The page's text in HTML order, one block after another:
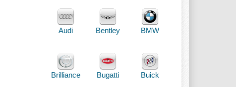
Audi Bentley BMW
Brilliance Bugatti Buick